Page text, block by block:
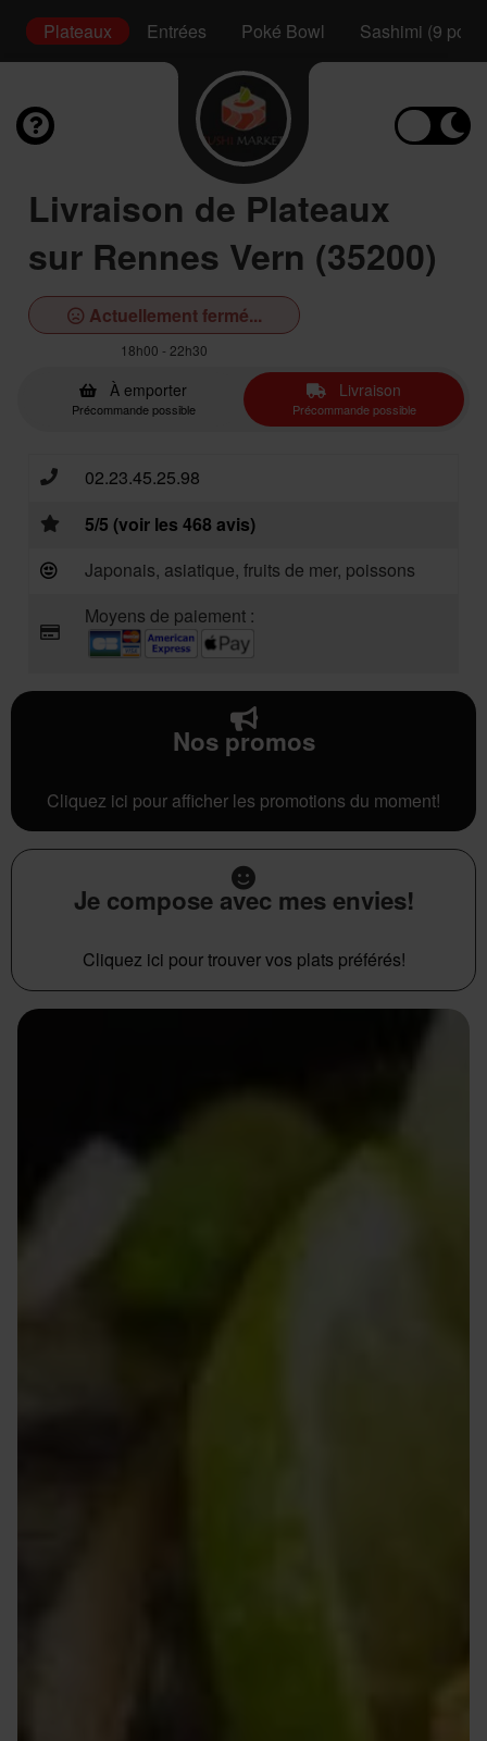
Plateaux Entrées Poké Bowl Sashimi (9 pcs)
Livraison de Plateaux
sur Rennes Vern (35200)
Actuellement fermé...
18h00 - 22h30
À emporter
Précommande possible
Livraison
Précommande possible
02.23.45.25.98
5/5 (voir les 468 avis)
Japonais, asiatique, fruits de mer, poissons
Moyens de paiement :
Nos promos
Cliquez ici pour afficher les promotions du moment!
Je compose avec mes envies!
Cliquez ici pour trouver vos plats préférés!